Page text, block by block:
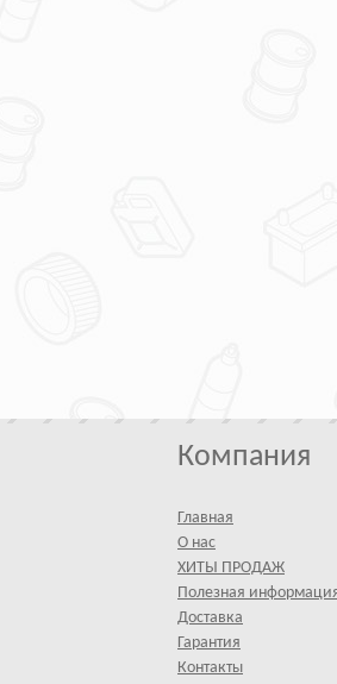
Компания
Главная
О нас
ХИТЫ ПРОДАЖ
Полезная
Доставка
Гарантия
Контакты